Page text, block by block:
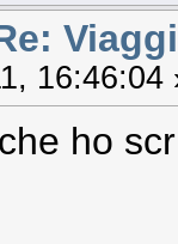
16:46:04
ho